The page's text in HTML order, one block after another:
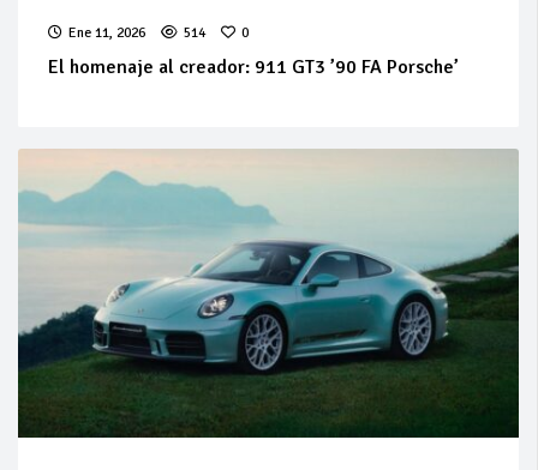
Ene 11, 2026 514 0
El homenaje al creador: 911 GT3 ’90 FA Porsche’